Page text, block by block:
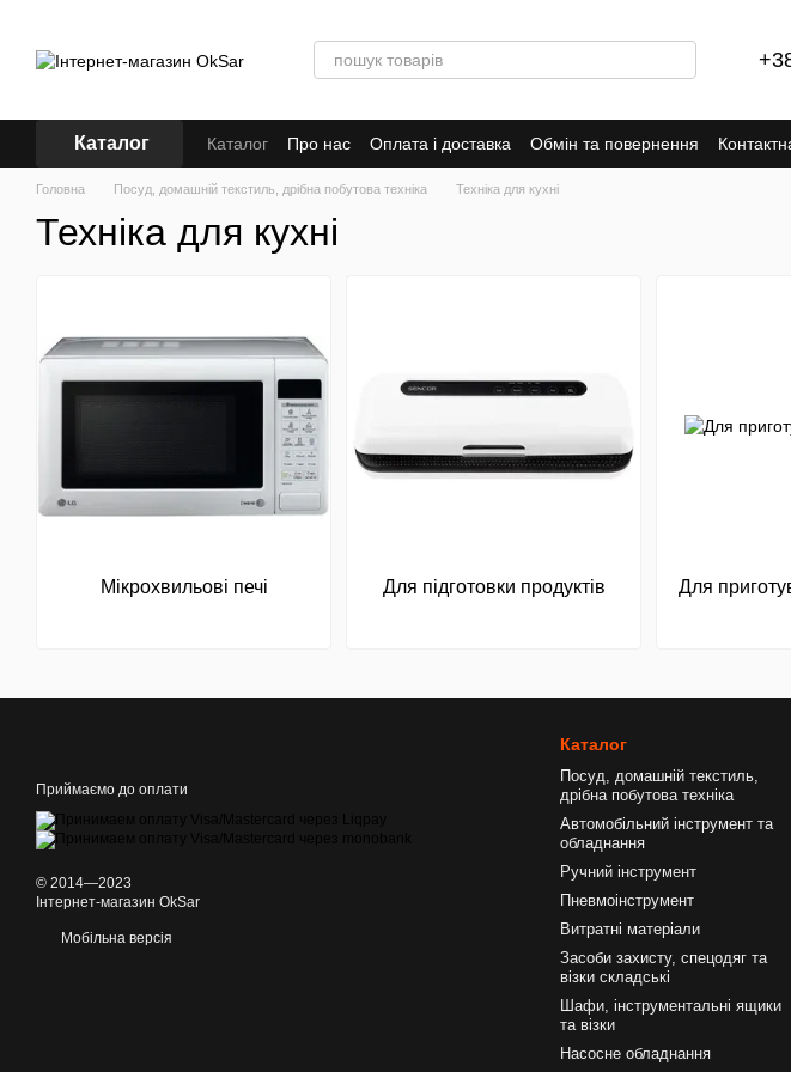
Каталог Каталог Про нас Оплата і доставка Обмін та повернення
Кредит
Головна Посуд, домашній текстиль, дрібна побутова техніка Техніка для кухні
Техніка для кухні
Мікрохвильові печі Для підготовки продуктів Для
Приймаємо до оплати
© 2014—2023
Інтернет-магазин OkSar
Мобільна версія
Каталог
Посуд, домашній текстиль,
дрібна побутова техніка
Автомобільний інструмент та
обладнання
Ручний інструмент
Пневмоінструмент
Витратні матеріали
Засоби захисту, спецодяг та
візки складські
Шафи, інструментальні ящики
та візки
Насосне обладнання